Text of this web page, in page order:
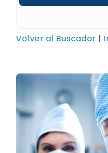
Volver al Buscador |